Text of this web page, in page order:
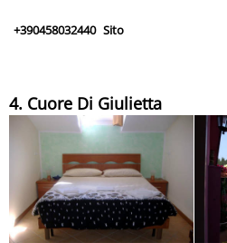
+390458032440 Sito
4. Cuore Di Giulietta